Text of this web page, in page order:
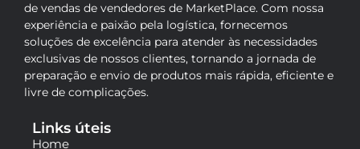
de vendas de vendedores de MarketPlace. Com nossa
experiência e paixão pela logística, fornecemos
soluções de excelência para atender às necessidades
exclusivas de nossos clientes, tornando a jornada de
preparação e envio de produtos mais rápida, eficiente e
livre de complicações.
Links úteis
Home